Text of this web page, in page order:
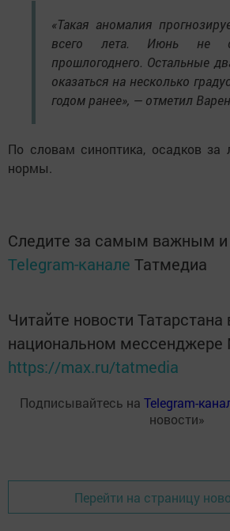
«Такая аномалия
всего лета. Июнь не
прошлогоднего. Остальные
оказаться на несколько
годом ранее», — отметил
По словам синоптика, осадков за
нормы.
Следите за самым важным
Telegram-канале Татмедиа
Читайте новости Татарстана
национальном мессенджере
https://max.ru/tatmedia
Подписывайтесь на Telegram-
новости»
Перейти на страницу